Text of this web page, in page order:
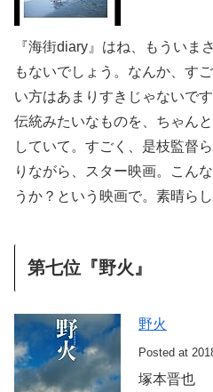
『海街diary』はね、もういま
もないでしょう。なんか、す
い方はあまりすきじゃないで
伝統みたいなものを、ちゃん
していて。すごく、是枝監督
りながら、スター映画。こん
うか？という映画で。素晴ら
第七位『野火』
野火
Posted at
塚本晋也